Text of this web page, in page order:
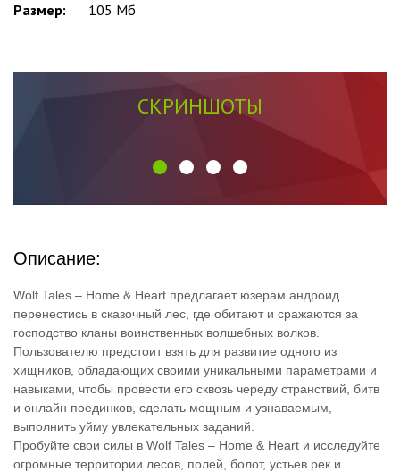
Размер:
105 Мб
СКРИНШОТЫ
Описание:
Wolf Tales – Home & Heart предлагает юзерам андроид
перенестись в сказочный лес, где обитают и сражаются за
господство кланы воинственных волшебных волков.
Пользователю предстоит взять для развитие одного из
хищников, обладающих своими уникальными параметрами и
навыками, чтобы провести его сквозь череду странствий, битв
и онлайн поединков, сделать мощным и узнаваемым,
выполнить уйму увлекательных заданий.
Пробуйте свои силы в Wolf Tales – Home & Heart и исследуйте
огромные территории лесов, полей, болот, устьев рек и